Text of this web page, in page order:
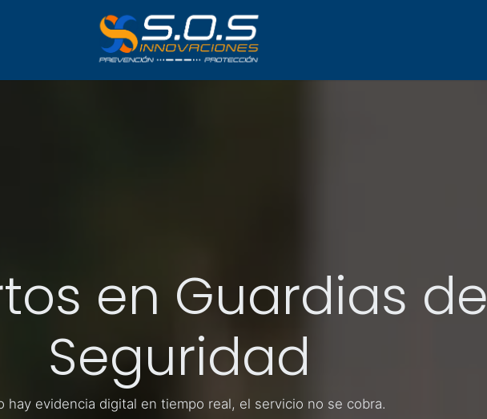
en Guardias de
Seguridad
hay evidencia digital en tiempo real, el servicio no se cobra.